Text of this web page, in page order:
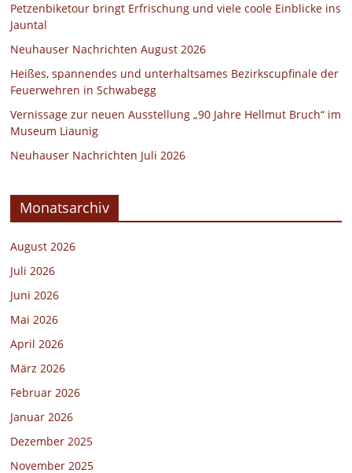
Petzenbiketour bringt Erfrischung und viele coole Einblicke ins
Jauntal
Neuhauser Nachrichten August 2026
Heißes, spannendes und unterhaltsames Bezirkscupfinale der
Feuerwehren in Schwabegg
Vernissage zur neuen Ausstellung „90 Jahre Hellmut Bruch“ im
Museum Liaunig
Neuhauser Nachrichten Juli 2026
Monatsarchiv
August 2026
Juli 2026
Juni 2026
Mai 2026
April 2026
März 2026
Februar 2026
Januar 2026
Dezember 2025
November 2025